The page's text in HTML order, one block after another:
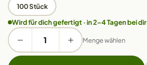
100 Stück
Wird für dich gefertigt · in 2–4 Tagen bei dir
Menge wählen